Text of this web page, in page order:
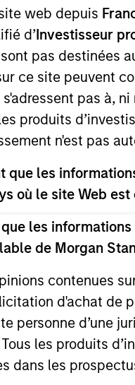
web depuis
d’Investisseur
pas destinées
ce site peuvent
s'adressent pas à,
produits
n'est pas
que les
où le site Web est
les
de Morgan
contenues
d'achat de
personne d’une
les produits
dans les
Head of Fixed
Fixed Income
portfolios. He
role, Anuj was
yield, and loan
2001. Previously,
credit analyst at
Graduate